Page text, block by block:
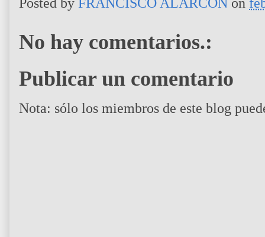
Posted by FRANCISCO ALARCÓN on
No hay comentarios.:
Publicar un comentario
Nota: sólo los miembros de este blog